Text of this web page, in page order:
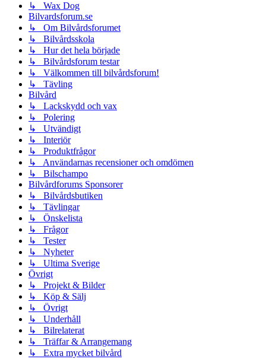
↳ Wax Dog
Bilvardsforum.se
↳ Om Bilvårdsforumet
↳ Bilvårdsskola
↳ Hur det hela började
↳ Bilvårdsforum testar
↳ Välkommen till bilvårdsforum!
↳ Tävling
Bilvård
↳ Lackskydd och vax
↳ Polering
↳ Utvändigt
↳ Interiör
↳ Produktfrågor
↳ Användarnas recensioner och omdömen
↳ Bilschampo
Bilvårdforums Sponsorer
↳ Bilvårdsbutiken
↳ Tävlingar
↳ Önskelista
↳ Frågor
↳ Tester
↳ Nyheter
↳ Ultima Sverige
Övrigt
↳ Projekt & Bilder
↳ Köp & Sälj
↳ Övrigt
↳ Underhåll
↳ Bilrelaterat
↳ Träffar & Arrangemang
↳ Extra mycket bilvård